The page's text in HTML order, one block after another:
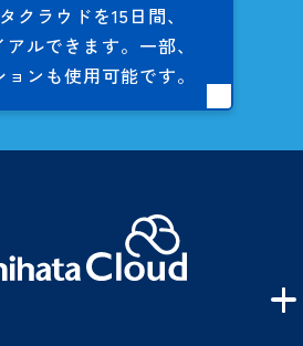
クラウドを15日間、
ルできます。 一部、
ョンも使用可能です。